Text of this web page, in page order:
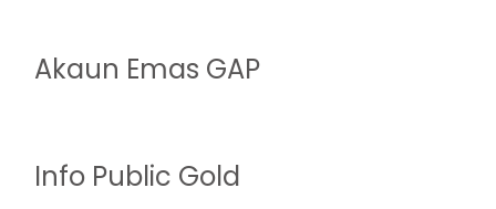
Akaun Emas GAP
Info Public Gold